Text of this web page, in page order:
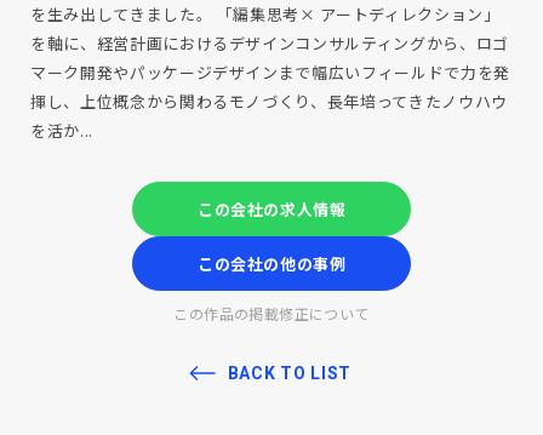
を生み出してきました。 「編集思考× アートディレクション」
を軸に、経営計画におけるデザインコンサルティングから、ロゴ
マーク開発やパッケージデザインまで幅広いフィールドで力を発
揮し、上位概念から関わるモノづくり、長年培ってきたノウハウ
を活か...
この会社の求人情報
この会社の他の事例
この作品の掲載修正について
BACK TO LIST